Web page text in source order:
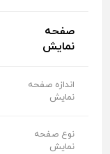
صفحه
نمایش
اندازه صفحه
نمایش
نوع صفحه
نمایش